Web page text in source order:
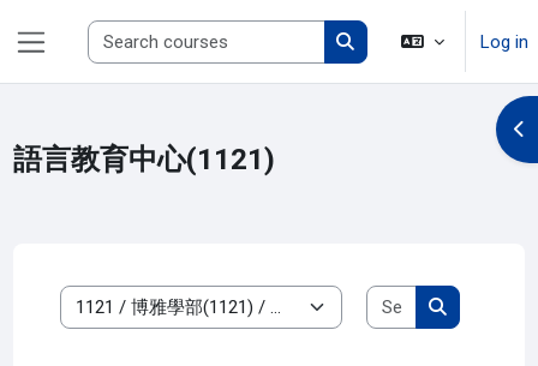
Side panel
Search courses
Search courses
Log in
語言教育中心(1121)
Course categories
Search
Search